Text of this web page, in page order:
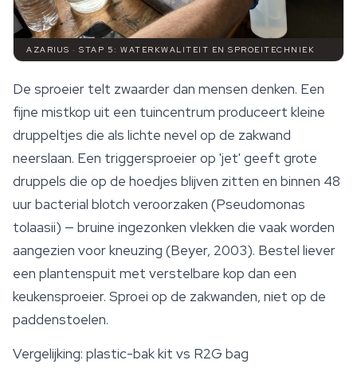
AZARIUS · STAP 5: WATERKWALITEIT EN SPROEITECHNIEK
De sproeier telt zwaarder dan mensen denken. Een
fijne mistkop uit een tuincentrum produceert kleine
druppeltjes die als lichte nevel op de zakwand
neerslaan. Een triggersproeier op 'jet' geeft grote
druppels die op de hoedjes blijven zitten en binnen 48
uur bacterial blotch veroorzaken (Pseudomonas
tolaasii) — bruine ingezonken vlekken die vaak worden
aangezien voor kneuzing (Beyer, 2003). Bestel liever
een plantenspuit met verstelbare kop dan een
keukensproeier. Sproei op de zakwanden, niet op de
paddenstoelen.
Vergelijking: plastic-bak kit vs R2G bag